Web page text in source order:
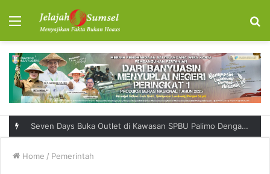
Menu
Seven Days Buka Outlet di Kawasan SPBU Palimo Dengan Konsep One Stop Hangout Destination
Home / Pemerintah